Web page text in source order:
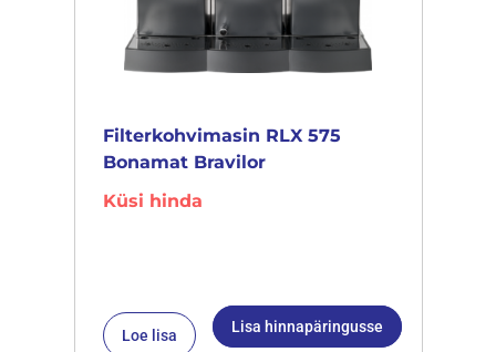
Filterkohvimasin RLX 575
Bonamat Bravilor
Küsi hinda
Loe lisa Lisa hinnapäringusse